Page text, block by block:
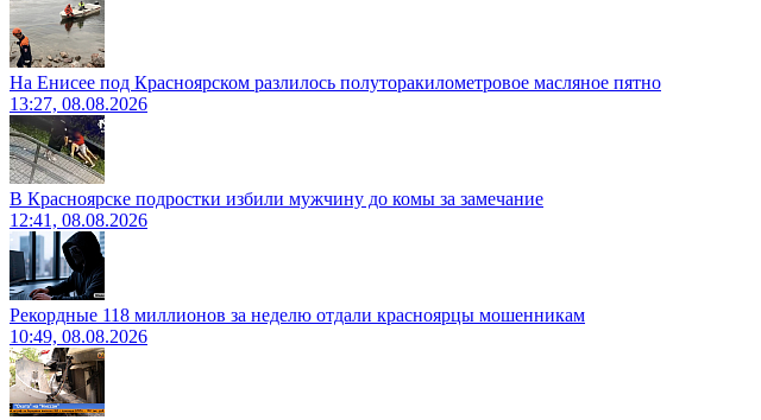
На Енисее под Красноярском разлилось полуторакилометровое масляное пятно
13:27, 08.08.2026
В Красноярске подростки избили мужчину до комы за замечание
12:41, 08.08.2026
Рекордные 118 миллионов за неделю отдали красноярцы мошенникам
10:49, 08.08.2026